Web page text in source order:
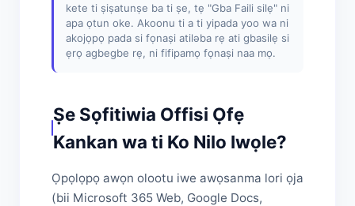
kete ti ṣiṣatunṣe ba ti ṣe, tẹ "Gba Faili silẹ" ni
apa ọtun oke. Akoonu ti a ti yipada yoo wa ni
akojọpọ pada si fọnaṣi atiləba rẹ ati gbasilẹ si
ẹrọ agbegbe rẹ, ni fifipamọ fọnaṣi naa mọ.
Ṣe Sọfitiwia Offisi Ọfẹ
Kankan wa ti Ko Nilo Iwọle?
Ọpọlọpọ awọn olootu iwe awọsanma lori ọja
(bii Microsoft 365 Web, Google Docs,